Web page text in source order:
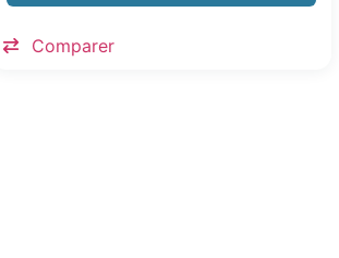
Comparer